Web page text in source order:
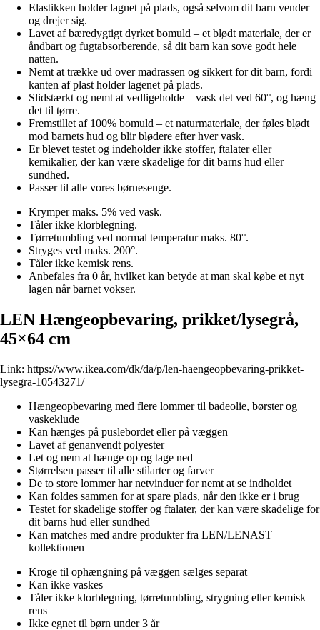
Elastikken holder lagnet på plads, også selvom dit barn vender
og drejer sig.
Lavet af bæredygtigt dyrket bomuld – et blødt materiale, der er
åndbart og fugtabsorberende, så dit barn kan sove godt hele
natten.
Nemt at trække ud over madrassen og sikkert for dit barn, fordi
kanten af plast holder lagenet på plads.
Slidstærkt og nemt at vedligeholde – vask det ved 60°, og hæng
det til tørre.
Fremstillet af 100% bomuld – et naturmateriale, der føles blødt
mod barnets hud og blir blødere efter hver vask.
Er blevet testet og indeholder ikke stoffer, ftalater eller
kemikalier, der kan være skadelige for dit barns hud eller
sundhed.
Passer til alle vores børnesenge.
Krymper maks. 5% ved vask.
Tåler ikke klorblegning.
Tørretumbling ved normal temperatur maks. 80°.
Stryges ved maks. 200°.
Tåler ikke kemisk rens.
Anbefales fra 0 år, hvilket kan betyde at man skal købe et nyt
lagen når barnet vokser.
LEN Hængeopbevaring, prikket/lysegrå,
45×64 cm
Link: https://www.ikea.com/dk/da/p/len-haengeopbevaring-prikket-
lysegra-10543271/
Hængeopbevaring med flere lommer til badeolie, børster og
vaskeklude
Kan hænges på puslebordet eller på væggen
Lavet af genanvendt polyester
Let og nem at hænge op og tage ned
Størrelsen passer til alle stilarter og farver
De to store lommer har netvinduer for nemt at se indholdet
Kan foldes sammen for at spare plads, når den ikke er i brug
Testet for skadelige stoffer og ftalater, der kan være skadelige for
dit barns hud eller sundhed
Kan matches med andre produkter fra LEN/LENAST
kollektionen
Kroge til ophængning på væggen sælges separat
Kan ikke vaskes
Tåler ikke klorblegning, tørretumbling, strygning eller kemisk
rens
Ikke egnet til børn under 3 år